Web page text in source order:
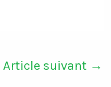
Article suivant →